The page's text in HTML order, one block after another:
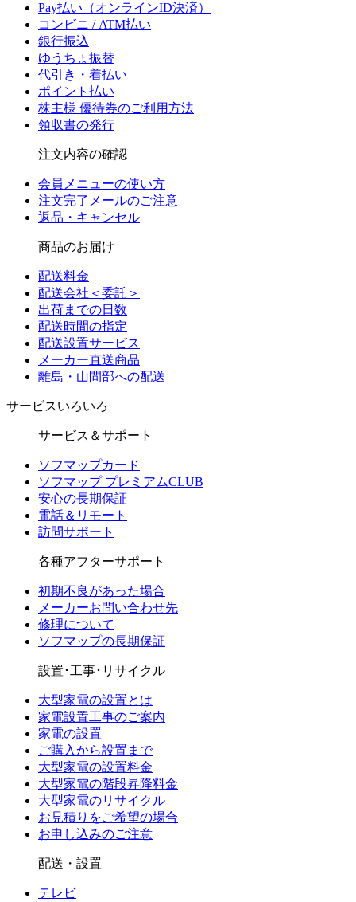
Pay払い（オンラインID決済）
コンビニ / ATM払い
銀行振込
ゆうちょ振替
代引き・着払い
ポイント払い
株主様 優待券のご利用方法
領収書の発行
注文内容の確認
会員メニューの使い方
注文完了メールのご注意
返品・キャンセル
商品のお届け
配送料金
配送会社＜委託＞
出荷までの日数
配送時間の指定
配送設置サービス
メーカー直送商品
離島・山間部への配送
サービスいろいろ
サービス＆サポート
ソフマップカード
ソフマップ プレミアムCLUB
安心の長期保証
電話＆リモート
訪問サポート
各種アフターサポート
初期不良があった場合
メーカーお問い合わせ先
修理について
ソフマップの長期保証
設置･工事･リサイクル
大型家電の設置とは
家電設置工事のご案内
家電の設置
ご購入から設置まで
大型家電の設置料金
大型家電の階段昇降料金
大型家電のリサイクル
お見積りをご希望の場合
お申し込みのご注意
配送・設置
テレビ